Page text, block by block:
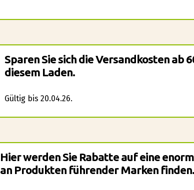
Sparen Sie sich die Versandkosten ab
diesem Laden.
Gültig bis 20.04.26.
Hier werden Sie Rabatte auf eine
an Produkten führender Marken finden.